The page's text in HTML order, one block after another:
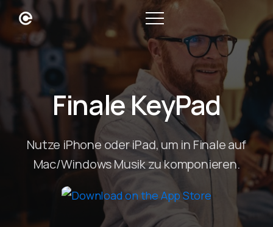
Finale KeyPad
Nutze iPhone oder iPad, um in Finale auf
Mac/Windows Musik zu komponieren.